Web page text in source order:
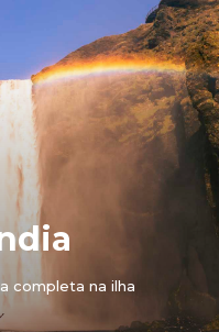
completa na ilha